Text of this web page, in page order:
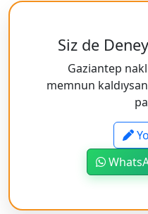
Siz de
Gaziantep
memnun